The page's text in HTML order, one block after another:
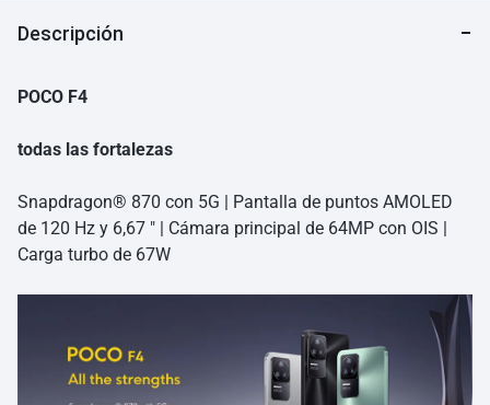
Descripción
POCO F4
todas las fortalezas
Snapdragon® 870 con 5G | Pantalla de puntos AMOLED
de 120 Hz y 6,67 ″ | Cámara principal de 64MP con OIS |
Carga turbo de 67W